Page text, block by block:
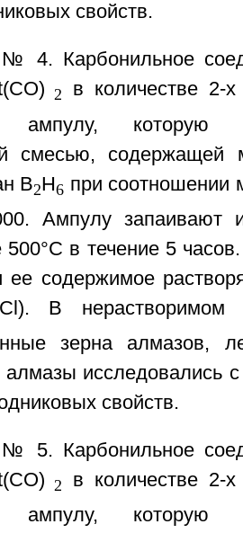
свойств.
4. Карбонильное
2
в количестве 2-
ампулу, которую
смесью, содержащей
В2Н6 при соотношении
Ампулу запаивают
500°С в течение 5
ее содержимое
В нерастворимом
зерна алмазов,
исследовались
свойств.
5. Карбонильное
2
в количестве 2-
ампулу, которую